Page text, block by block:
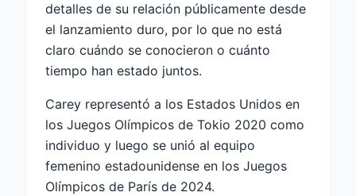
detalles de su relación públicamente desde
el lanzamiento duro, por lo que no está
claro cuándo se conocieron o cuánto
tiempo han estado juntos.
Carey representó a los Estados Unidos en
los Juegos Olímpicos de Tokio 2020 como
individuo y luego se unió al equipo
femenino estadounidense en los Juegos
Olímpicos de París de 2024.